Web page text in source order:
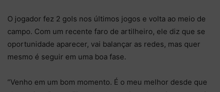
O jogador fez 2 gols nos últimos jogos e volta ao meio de
campo. Com um recente faro de artilheiro, ele diz que se
oportunidade aparecer, vai balançar as redes, mas quer
mesmo é seguir em uma boa fase.
“Venho em um bom momento. É o meu melhor desde que